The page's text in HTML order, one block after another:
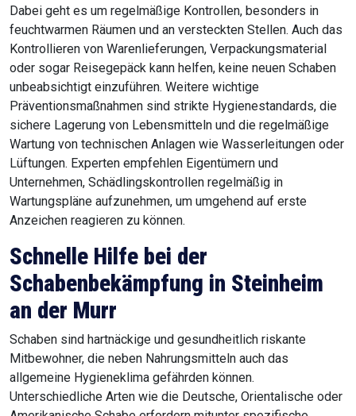
Dabei geht es um regelmäßige Kontrollen, besonders in
feuchtwarmen Räumen und an versteckten Stellen. Auch das
Kontrollieren von Warenlieferungen, Verpackungsmaterial
oder sogar Reisegepäck kann helfen, keine neuen Schaben
unbeabsichtigt einzuführen. Weitere wichtige
Präventionsmaßnahmen sind strikte Hygienestandards, die
sichere Lagerung von Lebensmitteln und die regelmäßige
Wartung von technischen Anlagen wie Wasserleitungen oder
Lüftungen. Experten empfehlen Eigentümern und
Unternehmen, Schädlingskontrollen regelmäßig in
Wartungspläne aufzunehmen, um umgehend auf erste
Anzeichen reagieren zu können.
Schnelle Hilfe bei der
Schabenbekämpfung in Steinheim
an der Murr
Schaben sind hartnäckige und gesundheitlich riskante
Mitbewohner, die neben Nahrungsmitteln auch das
allgemeine Hygieneklima gefährden können.
Unterschiedliche Arten wie die Deutsche, Orientalische oder